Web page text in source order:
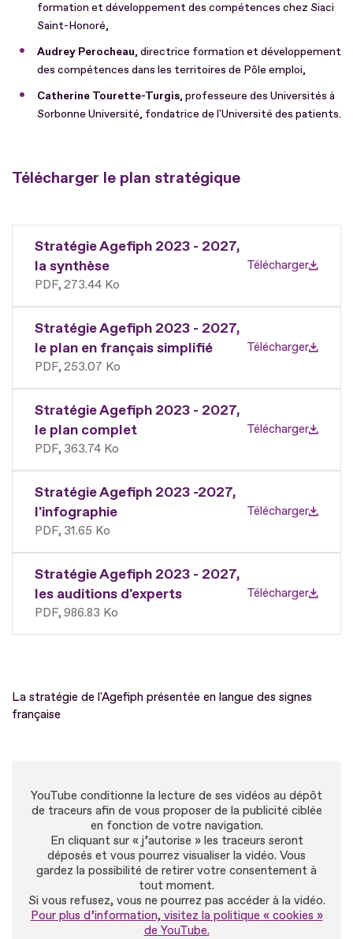
formation et développement des compétences chez Siaci
Saint-Honoré,
Audrey Perocheau, directrice formation et développement
des compétences dans les territoires de Pôle emploi,
Catherine Tourette-Turgis, professeure des Universités à
Sorbonne Université, fondatrice de l'Université des patients.
Télécharger le plan stratégique
Stratégie Agefiph 2023 - 2027,
la synthèse
PDF 273.44 Ko
Télécharger
Stratégie Agefiph 2023 - 2027,
le plan en français simplifié
PDF 253.07 Ko
Télécharger
Stratégie Agefiph 2023 - 2027,
le plan complet
PDF 363.74 Ko
Télécharger
Stratégie Agefiph 2023 -2027,
l'infographie
PDF 31.65 Ko
Télécharger
Stratégie Agefiph 2023 - 2027,
les auditions d'experts
PDF 986.83 Ko
Télécharger
La stratégie de l'Agefiph présentée en langue des signes
française
YouTube conditionne la lecture de ses vidéos au dépôt
de traceurs afin de vous proposer de la publicité ciblée
en fonction de votre navigation.
En cliquant sur « j’autorise » les traceurs seront
déposés et vous pourrez visualiser la vidéo. Vous
gardez la possibilité de retirer votre consentement à
tout moment.
Si vous refusez, vous ne pourrez pas accéder à la vidéo.
Pour plus d’information, visitez la politique « cookies »
de YouTube.